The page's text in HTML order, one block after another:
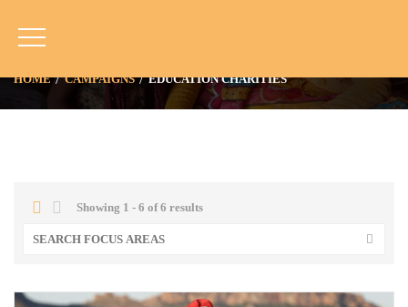
Education Charities
HOME CAMPAIGNS EDUCATION CHARITIES
Showing 1 - 6 of 6 results